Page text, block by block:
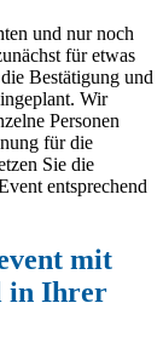
und nur noch
für etwas
Bestätigung und
Wir
Personen
für die
Sie die
entsprechend
mit
in Ihrer